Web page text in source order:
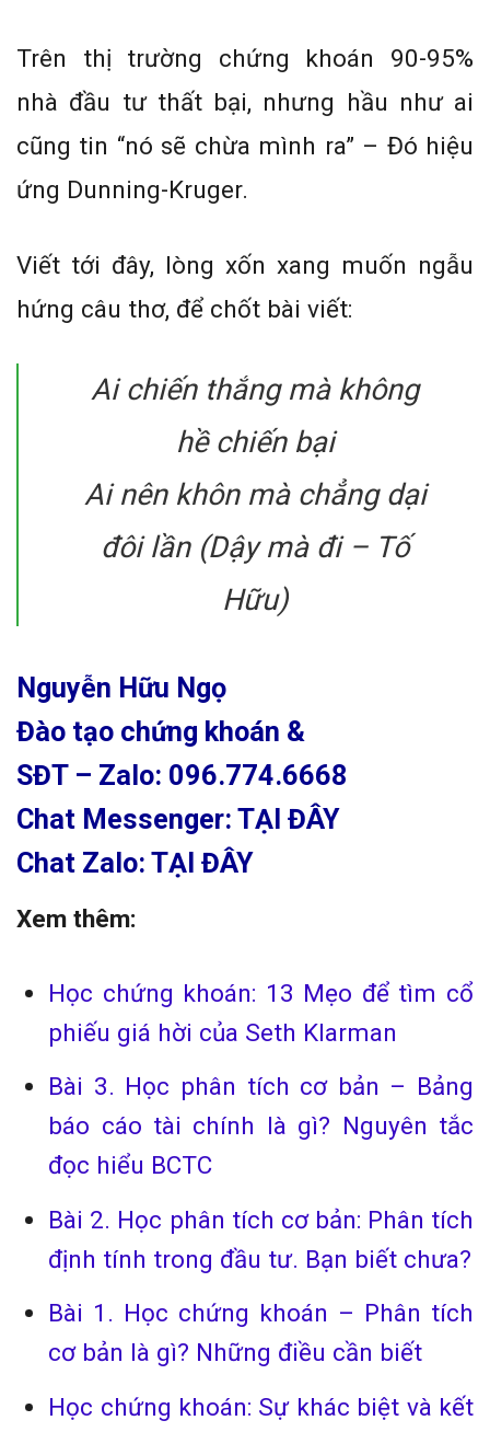
Trên thị trường chứng khoán 90-95%
nhà đầu tư thất bại, nhưng hầu như ai
cũng tin “nó sẽ chừa mình ra” – Đó hiệu
ứng Dunning-Kruger.
Viết tới đây, lòng xốn xang muốn ngẫu
hứng câu thơ, để chốt bài viết:
Ai chiến thắng mà không
hề chiến bại
Ai nên khôn mà chẳng dại
đôi lần (Dậy mà đi – Tố
Hữu)
Nguyễn Hữu Ngọ
Đào tạo chứng khoán &
SĐT – Zalo: 096.774.6668
Chat Messenger: TẠI ĐÂY
Chat Zalo: TẠI ĐÂY
Xem thêm:
Học chứng khoán: 13 Mẹo để tìm cổ
phiếu giá hời của Seth Klarman
Bài 3. Học phân tích cơ bản – Bảng
báo cáo tài chính là gì? Nguyên tắc
đọc hiểu BCTC
Bài 2. Học phân tích cơ bản: Phân tích
định tính trong đầu tư. Bạn biết chưa?
Bài 1. Học chứng khoán – Phân tích
cơ bản là gì? Những điều cần biết
Học chứng khoán: Sự khác biệt và kết